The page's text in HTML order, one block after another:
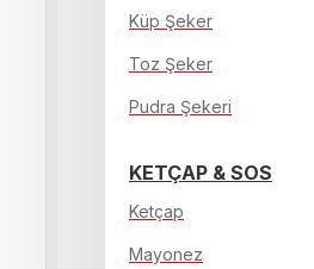
Küp Şeker
Toz Şeker
Pudra Şekeri
KETÇAP & SOS
Ketçap
Mayonez